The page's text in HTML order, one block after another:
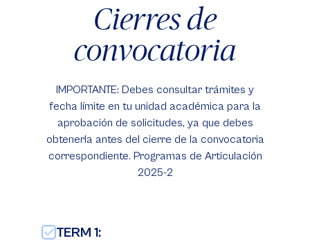
Cierres de
convocatoria
IMPORTANTE: Debes consultar trámites y
fecha límite en tu unidad académica para la
aprobación de solicitudes, ya que debes
obtenerla antes del cierre de la convocatoria
correspondiente. Programas de Articulación
2025-2
TERM 1: